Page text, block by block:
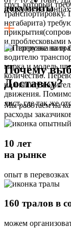
и крюки на
груз, который
транспортировку.
негабарита)
и проблесковыми
документы
На погрузке на
водителю
марка и модель
количество.
наличии у
движения. Помимо
лист, где так же
Почему
Доставку?
Мы работаем на
расходы
10 лет
на рынке
опыт в
160 тралов в
можем